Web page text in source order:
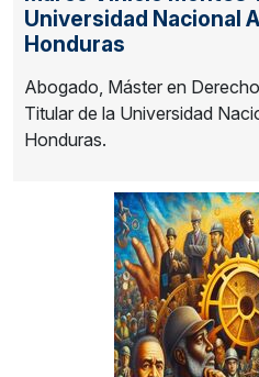
Universidad Nacional
Honduras
Abogado, Máster en
Titular de la Universidad
Honduras.